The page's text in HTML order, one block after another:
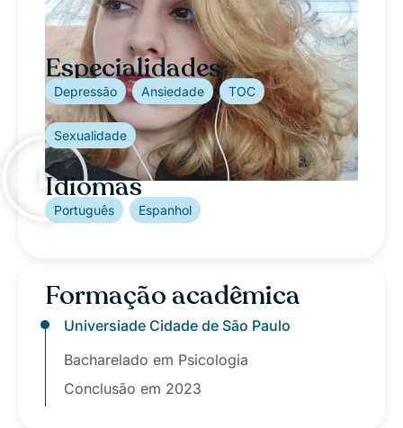
Especialidades
Depressão Ansiedade TOC
Sexualidade
Idiomas
Português Espanhol
Formação acadêmica
Universiade Cidade de São Paulo
Bacharelado em Psicologia
Conclusão em 2023